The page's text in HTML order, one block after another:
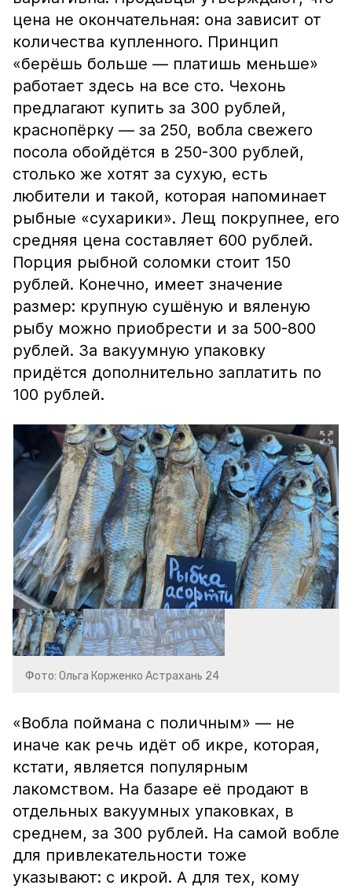
цена не окончательная: она зависит от
количества купленного. Принцип
«берёшь больше — платишь меньше»
работает здесь на все сто. Чехонь
предлагают купить за 300 рублей,
краснопёрку — за 250, вобла свежего
посола обойдётся в 250-300 рублей,
столько же хотят за сухую, есть
любители и такой, которая напоминает
рыбные «сухарики». Лещ покрупнее, его
средняя цена составляет 600 рублей.
Порция рыбной соломки стоит 150
рублей. Конечно, имеет значение
размер: крупную сушёную и вяленую
рыбу можно приобрести и за 500-800
рублей. За вакуумную упаковку
придётся дополнительно заплатить по
100 рублей.
Фото: Ольга Корженко Астрахань 24
«Вобла поймана с поличным» — не
иначе как речь идёт об икре, которая,
кстати, является популярным
лакомством. На базаре её продают в
отдельных вакуумных упаковках, в
среднем, за 300 рублей. На самой вобле
для привлекательности тоже
указывают: с икрой. А для тех, кому